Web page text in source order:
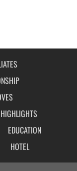
EDUCATION
HOTEL